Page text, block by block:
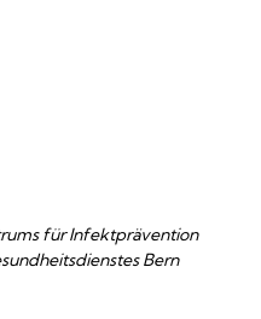
für Infektprävention
Bern